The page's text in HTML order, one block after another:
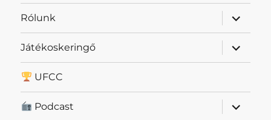
Rólunk
almenü
Játékoskeringő
almenü
UFCC
Podcast
almenü